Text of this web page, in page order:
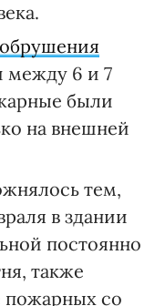
обрушения
между 6 и 7
были
на внешней
тем,
в здании
постоянно
также
пожарных со